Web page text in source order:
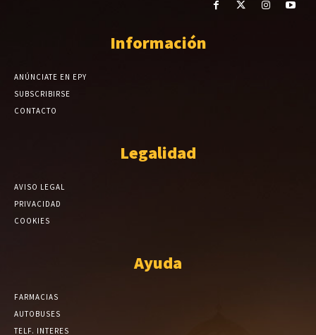
Información
ANÚNCIATE EN EPY
SUBSCRIBIRSE
CONTACTO
Legalidad
AVISO LEGAL
PRIVACIDAD
COOKIES
Ayuda
FARMACIAS
AUTOBUSES
TELF. INTERES